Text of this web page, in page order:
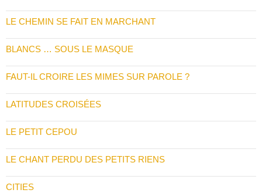
LE CHEMIN SE FAIT EN MARCHANT
BLANCS … SOUS LE MASQUE
FAUT-IL CROIRE LES MIMES SUR PAROLE ?
LATITUDES CROISÉES
LE PETIT CEPOU
LE CHANT PERDU DES PETITS RIENS
CITIES